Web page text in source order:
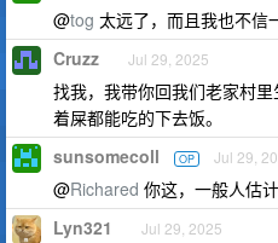
@tog 太远了，而且我也不信
Cruzz Jul 29, 2025
找我，我带你回我们老家村
着屎都能吃的下去饭。
sunsomecoll OP Jul 29,
@Richared 你这，一般人估
Lyn321 Jul 29, 2025